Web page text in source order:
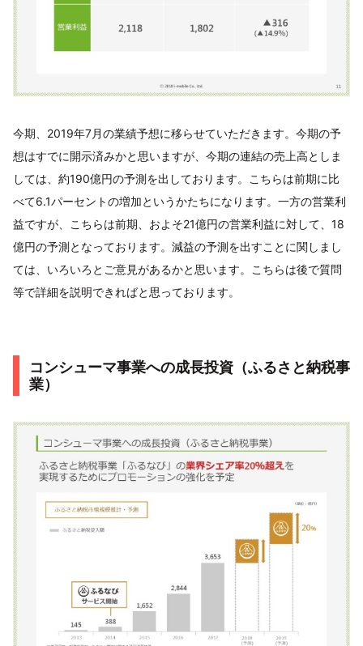
今期、2019年7月の業績予想に移らせていただきます。今期の予
想はすでに開示済みかと思いますが、今期の連結の売上高としま
しては、約190億円の予測を出しております。こちらは前期に比
べて6.1パーセントの増加というかたちになります。一方の営業利
益ですが、こちらは前期、およそ21億円の営業利益に対して、18
億円の予測となっております。減益の予測を出すことに関しまし
ては、いろいろとご意見があるかと思います。こちらは後で質問
等で詳細を説明できればと思っております。
コンシューマ事業への成長投資（ふるさと納税事
業）